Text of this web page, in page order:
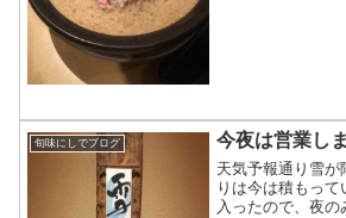
旬味にしでブログ 今夜は営業し
天気予報通り雪が
りは今は積もっ
入ったので、夜